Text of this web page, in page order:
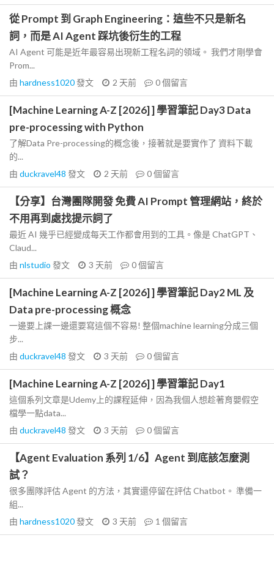
從 Prompt 到 Graph Engineering：這些不只是新名
詞，而是 AI Agent 踩坑後衍生的工程
AI Agent 可能是近年最容易出現新工程名詞的領域。 我們才剛學會
Prom...
由 hardness1020發文 2 天前 0個留言
[Machine Learning A-Z [2026] ] 學習筆記 Day3 Data
pre-processing with Python
了解Data Pre-processing的概念後，接著就是要實作了 資料下載
的...
由 duckravel48 發文 2 天前 0個留言
【分享】台灣團隊開發 免費 AI Prompt 管理網站，終於
不用再到處找提示詞了
最近 AI 幾乎已經變成每天工作都會用到的工具。像是 ChatGPT、
Claud...
由 nlstudio 發文 3 天前 0個留言
[Machine Learning A-Z [2026] ] 學習筆記 Day2 ML 及
Data pre-processing 概念
一邊要上課一邊還要寫這個不容易! 整個machine learning分成三個
步...
由 duckravel48 發文 3 天前 0個留言
[Machine Learning A-Z [2026] ] 學習筆記 Day1
這個系列文章是Udemy上的課程延伸，因為我個人想趁著育嬰假空
檔學一點data...
由 duckravel48 發文 3 天前 0個留言
【Agent Evaluation 系列 1/6】Agent 到底該怎麼測
試？
很多團隊評估 Agent 的方法，其實還停留在評估 Chatbot。 準備一
組...
由 hardness1020發文 3 天前 1 個留言